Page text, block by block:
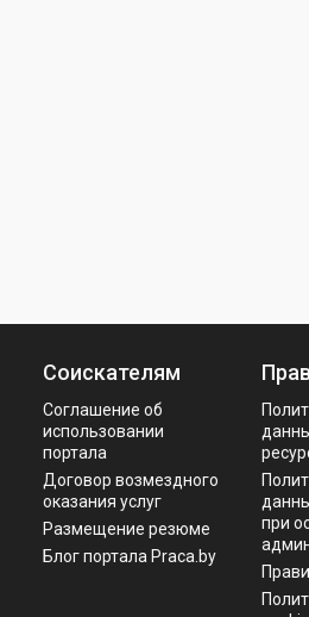
Соискателям
Соглашение об
использовании
портала
Договор возмездного
оказания услуг
Размещение резюме
Блог портала Praca.by
при